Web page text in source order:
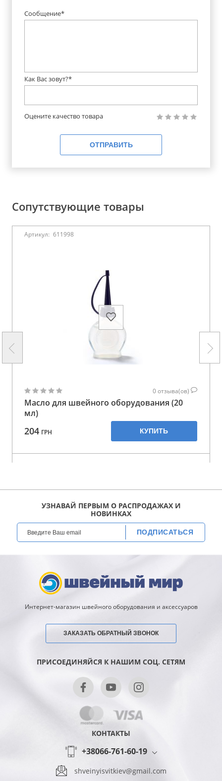
Сообщение*
Как Вас зовут?*
Оцените качество товара
ОТПРАВИТЬ
Сопутствующие товары
Артикул: 611998
0отзыва(ов)
Масло для швейного оборудования (20
мл)
204 ГРН КУПИТЬ
УЗНАВАЙ ПЕРВЫМ О РАСПРОДАЖАХ И
НОВИНКАХ
ПОДПИСАТЬСЯ
Интернет-магазин швейного оборудования и аксессуаров
ЗАКАЗАТЬ ОБРАТНЫЙ ЗВОНОК
ПРИСОЕДИНЯЙСЯ К НАШИМ СОЦ. СЕТЯМ
КОНТАКТЫ
+38066-761-60-19
shveinyisvitkiev@gmail.com